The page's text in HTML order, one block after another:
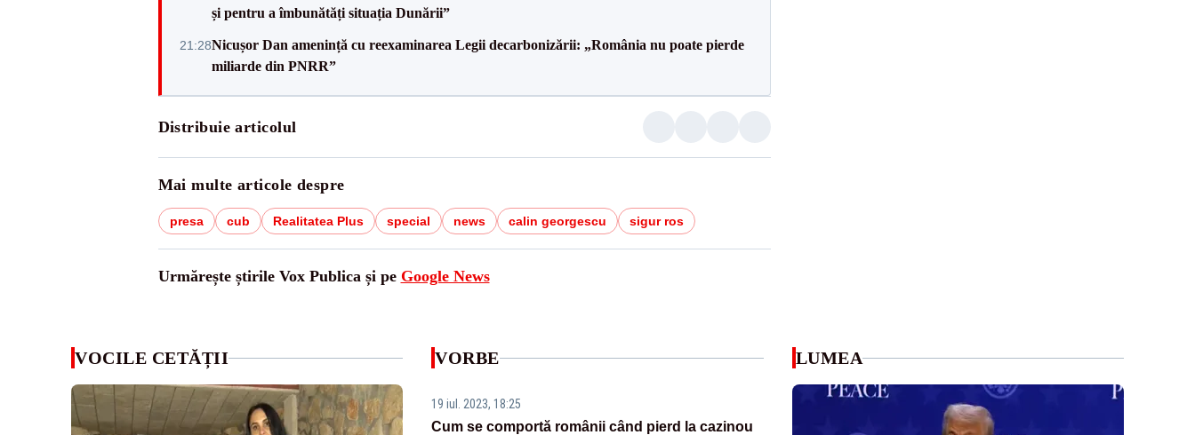
și pentru a îmbunătăți situația Dunării”
21:28Nicușor Dan amenință cu reexaminarea Legii decarbonizării: „România nu poate pierde
miliarde din PNRR”
Distribuie articolul
Mai multe articole despre
presa cub Realitatea Plus special news calin georgescu sigur ros
Urmărește știrile Vox Publica și pe Google News
VOCILE CETĂȚII VORBE
19 iul. 2023, 18:25
Cum se comportă românii când pierd la cazinou
LUMEA